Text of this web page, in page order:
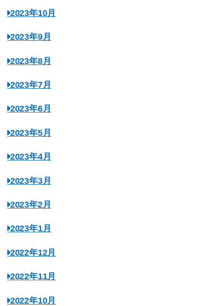
2023年10月
2023年9月
2023年8月
2023年7月
2023年6月
2023年5月
2023年4月
2023年3月
2023年2月
2023年1月
2022年12月
2022年11月
2022年10月